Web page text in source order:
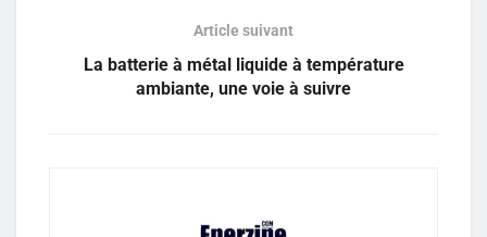
Article suivant
La batterie à métal liquide à température
ambiante, une voie à suivre